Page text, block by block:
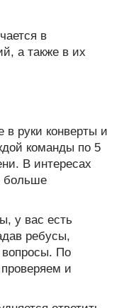
в
а также в их
в руки конверты и
команды по 5
В интересах
больше
у вас есть
ребусы,
вопросы. По
и